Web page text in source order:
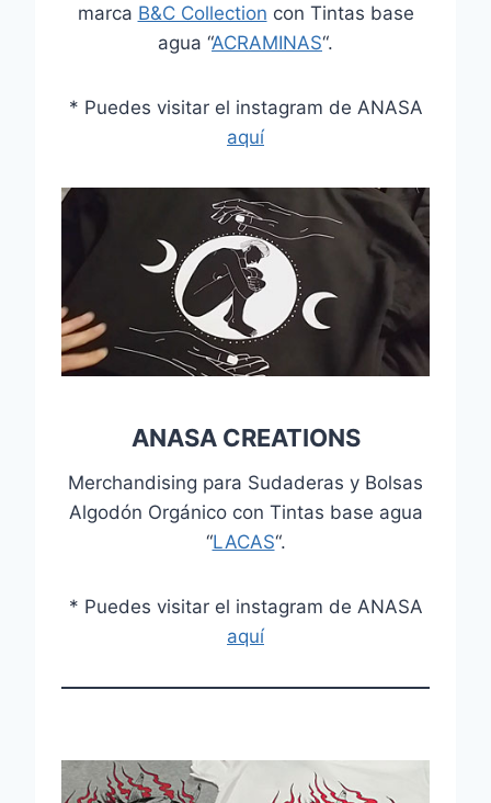
marca B&C Collection con Tintas base
agua “ACRAMINAS“.
* Puedes visitar el instagram de ANASA
aquí
ANASA CREATIONS
Merchandising para Sudaderas y Bolsas
Algodón Orgánico con Tintas base agua
“LACAS“.
* Puedes visitar el instagram de ANASA
aquí